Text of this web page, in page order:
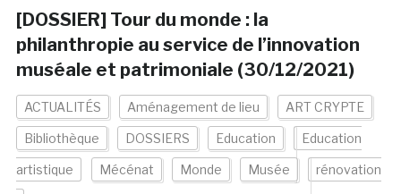
[DOSSIER] Tour du monde : la
philanthropie au service de l’innovation
muséale et patrimoniale (30/12/2021)
ACTUALITÉS Aménagement de lieu ART CRYPTE
Bibliothèque DOSSIERS Education Education
artistique Mécénat Monde Musée rénovation